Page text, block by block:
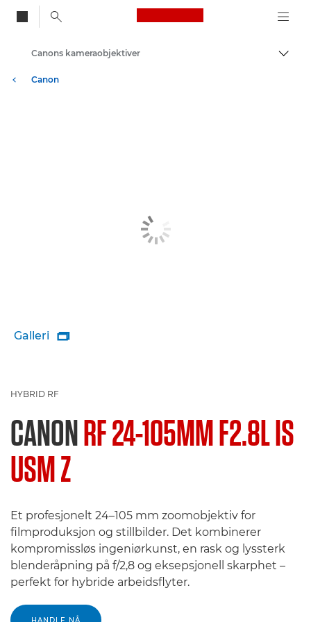
Canon Logo, back
Canon
Canons kameraobjektiver
Galleri 
HYBRID RF
CANONRF 24-105MM F2.8L IS
USM Z
Et profesjonelt 24–105 mm zoomobjektiv for
filmproduksjon og stillbilder. Det kombinerer
kompromissløs ingeniørkunst, en rask og lyssterk
blenderåpning på f/2,8 og eksepsjonell skarphet –
perfekt for hybride arbeidsflyter.